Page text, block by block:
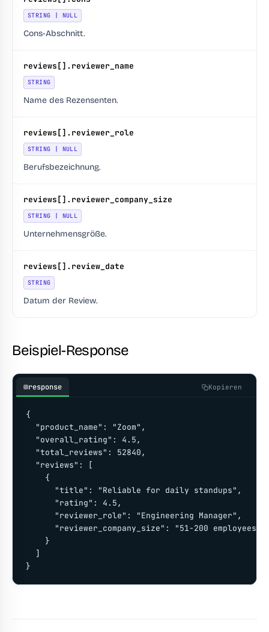
STRING | NULL
Cons-Abschnitt.
reviews[].reviewer_name
STRING
Name des Rezensenten.
reviews[].reviewer_role
STRING | NULL
Berufsbezeichnung.
reviews[].reviewer_company_size
STRING | NULL
Unternehmensgröße.
reviews[].review_date
STRING
Datum der Review.
Beispiel-Response
response Kopieren
{
  "product_name": "Zoom",
  "overall_rating": 4.5,
  "total_reviews": 52840,
  "reviews": [
    {
      "title": "Reliable for daily standups",
      "rating": 4.5,
      "reviewer_role": "Engineering Manager",
      "reviewer_company_size": "51-200 employees"
    }
  ]
}